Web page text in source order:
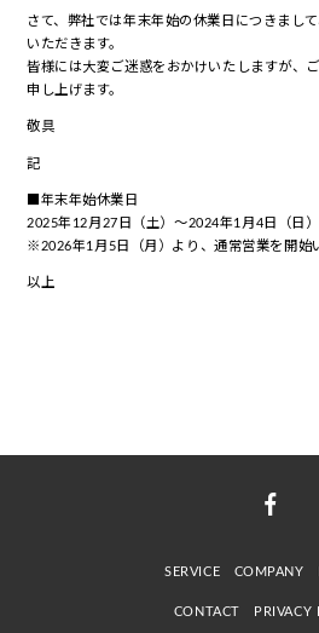
さて、弊社では年末年始の休業日につきまし
いただきます。
皆様には大変ご迷惑をおかけいたしますが、
申し上げます。
敬具
記
■年末年始休業日
2025年12月27日（土）～2024年1月4日（日）
※2026年1月5日（月）より、通常営業を開始
以上
SERVICE COMPANY
CONTACT PRIVACY